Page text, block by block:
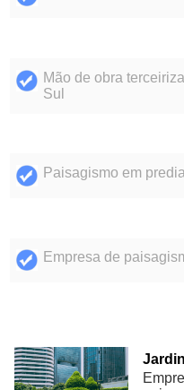
Mão de obra
Sul
Paisagismo em
Empresa de